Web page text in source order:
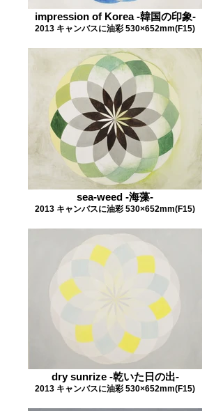
impression of Korea -韓国の印象-
2013 キャンバスに油彩 530×652mm(F15)
sea-weed -海藻-
2013 キャンバスに油彩 530×652mm(F15)
dry sunrize -乾いた日の出-
2013 キャンバスに油彩 530×652mm(F15)